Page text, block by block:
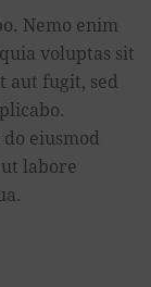
Nemo enim
voluptas sit
aut fugit, sed
eiusmod
labore